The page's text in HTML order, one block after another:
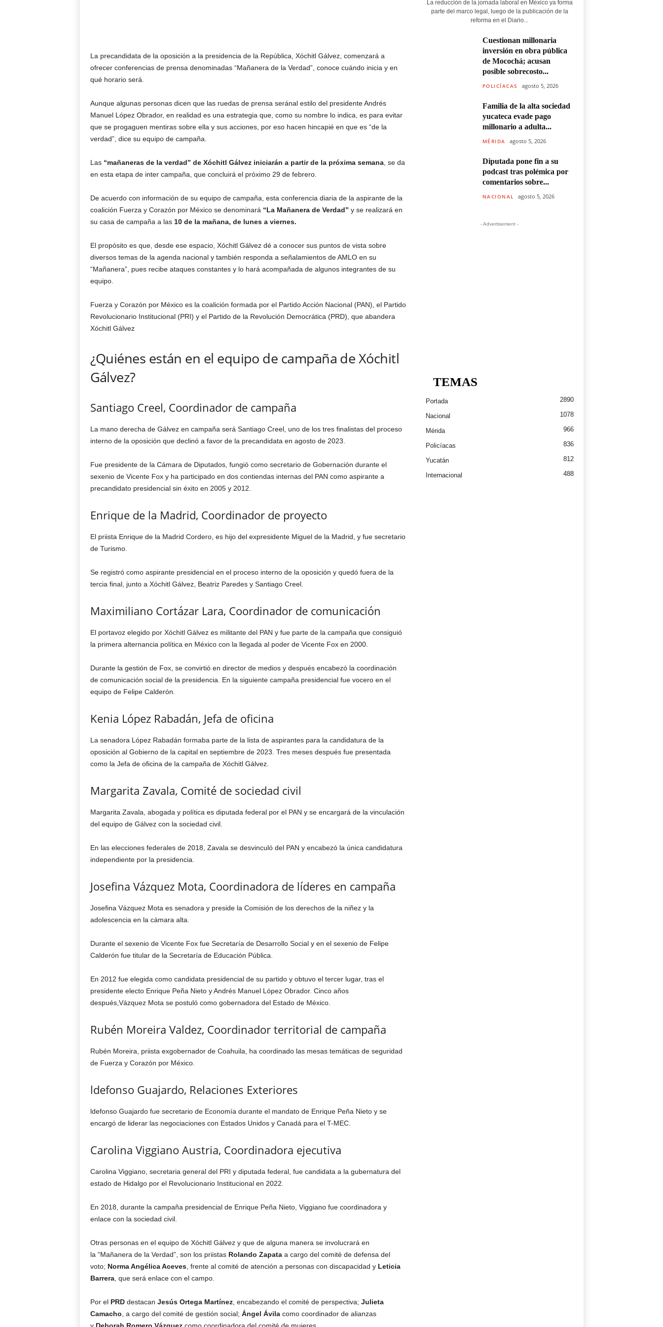
La precandidata de la oposición a la presidencia de la República, Xóchitl Gálvez, comenzará a
ofrecer conferencias de prensa denominadas “Mañanera de la Verdad”, conoce cuándo inicia y en
qué horario será.
Aunque algunas personas dicen que las ruedas de prensa seránal estilo del presidente Andrés
Manuel López Obrador, en realidad es una estrategia que, como su nombre lo indica, es para evitar
que se progaguen mentiras sobre ella y sus acciones, por eso hacen hincapié en que es “de la
verdad”, dice su equipo de campaña.
Las “mañaneras de la verdad” de Xóchitl Gálvez iniciarán a partir de la próxima semana, se da
en esta etapa de inter campaña, que concluirá el próximo 29 de febrero.
De acuerdo con información de su equipo de campaña, esta conferencia diaria de la aspirante de la
coalición Fuerza y Corazón por México se denominará “La Mañanera de Verdad” y se realizará en
su casa de campaña a las 10 de la mañana, de lunes a viernes.
El propósito es que, desde ese espacio, Xóchitl Gálvez dé a conocer sus puntos de vista sobre
diversos temas de la agenda nacional y también responda a señalamientos de AMLO en su
“Mañanera”, pues recibe ataques constantes y lo hará acompañada de algunos integrantes de su
equipo.
Fuerza y Corazón por México es la coalición formada por el Partido Acción Nacional (PAN), el Partido
Revolucionario Institucional (PRI) y el Partido de la Revolución Democrática (PRD), que abandera
Xóchitl Gálvez
¿Quiénes están en el equipo de campaña de Xóchitl
Gálvez?
Santiago Creel, Coordinador de campaña
La mano derecha de Gálvez en campaña será Santiago Creel, uno de los tres finalistas del proceso
interno de la oposición que declinó a favor de la precandidata en agosto de 2023.
Fue presidente de la Cámara de Diputados, fungió como secretario de Gobernación durante el
sexenio de Vicente Fox y ha participado en dos contiendas internas del PAN como aspirante a
precandidato presidencial sin éxito en 2005 y 2012.
Enrique de la Madrid, Coordinador de proyecto
El priista Enrique de la Madrid Cordero, es hijo del expresidente Miguel de la Madrid, y fue secretario
de Turismo.
Se registró como aspirante presidencial en el proceso interno de la oposición y quedó fuera de la
tercia final, junto a Xóchitl Gálvez, Beatriz Paredes y Santiago Creel.
Maximiliano Cortázar Lara, Coordinador de comunicación
El portavoz elegido por Xóchitl Gálvez es militante del PAN y fue parte de la campaña que consiguió
la primera alternancia política en México con la llegada al poder de Vicente Fox en 2000.
Durante la gestión de Fox, se convirtió en director de medios y después encabezó la coordinación
de comunicación social de la presidencia. En la siguiente campaña presidencial fue vocero en el
equipo de Felipe Calderón.
Kenia López Rabadán, Jefa de oficina
La senadora López Rabadán formaba parte de la lista de aspirantes para la candidatura de la
oposición al Gobierno de la capital en septiembre de 2023. Tres meses después fue presentada
como la Jefa de oficina de la campaña de Xóchitl Gálvez.
Margarita Zavala, Comité de sociedad civil
Margarita Zavala, abogada y política es diputada federal por el PAN y se encargará de la vinculación
del equipo de Gálvez con la sociedad civil.
En las elecciones federales de 2018, Zavala se desvinculó del PAN y encabezó la única candidatura
independiente por la presidencia.
Josefina Vázquez Mota, Coordinadora de líderes en campaña
Josefina Vázquez Mota es senadora y preside la Comisión de los derechos de la niñez y la
adolescencia en la cámara alta.
Durante el sexenio de Vicente Fox fue Secretaría de Desarrollo Social y en el sexenio de Felipe
Calderón fue titular de la Secretaría de Educación Pública.
En 2012 fue elegida como candidata presidencial de su partido y obtuvo el tercer lugar, tras el
presidente electo Enrique Peña Nieto y Andrés Manuel López Obrador. Cinco años
después,Vázquez Mota se postuló como gobernadora del Estado de México.
Rubén Moreira Valdez, Coordinador territorial de campaña
Rubén Moreira, priista exgobernador de Coahuila, ha coordinado las mesas temáticas de seguridad
de Fuerza y Corazón por México.
ldefonso Guajardo, Relaciones Exteriores
ldefonso Guajardo fue secretario de Economía durante el mandato de Enrique Peña Nieto y se
encargó de liderar las negociaciones con Estados Unidos y Canadá para el T-MEC.
Carolina Viggiano Austria, Coordinadora ejecutiva
Carolina Viggiano, secretaria general del PRI y diputada federal, fue candidata a la gubernatura del
estado de Hidalgo por el Revolucionario Institucional en 2022.
En 2018, durante la campaña presidencial de Enrique Peña Nieto, Viggiano fue coordinadora y
enlace con la sociedad civil.
Otras personas en el equipo de Xóchitl Gálvez y que de alguna manera se involucrará en
la “Mañanera de la Verdad”, son los priistas Rolando Zapataa cargo del comité de defensa del
voto; Norma Angélica Aceves, frente al comité de atención a personas con discapacidad y Leticia
Barrera, que será enlace con el campo.
Por el PRD destacan Jesús Ortega Martínez, encabezando el comité de perspectiva; Julieta
Camacho , a cargo del comité de gestión social; Ángel Ávilacomo coordinador de alianzas
La reducción de la jornada laboral en México ya forma
parte del marco legal, luego de la publicación de la
reforma en el Diario...
Cuestionan millonaria
inversión en obra pública
de Mocochá; acusan
posible sobrecosto...
POLICÍACAS agosto 5, 2026
Familia de la alta sociedad
yucateca evade pago
millonario a adulta...
MÉRIDA agosto 5, 2026
Diputada pone fin a su
podcast tras polémica por
comentarios sobre...
NACIONAL agosto 5, 2026
- Advertisement -
TEMAS
Portada 2890
Nacional 1078
Mérida 966
Policíacas 836
Yucatán 812
Internacional 488